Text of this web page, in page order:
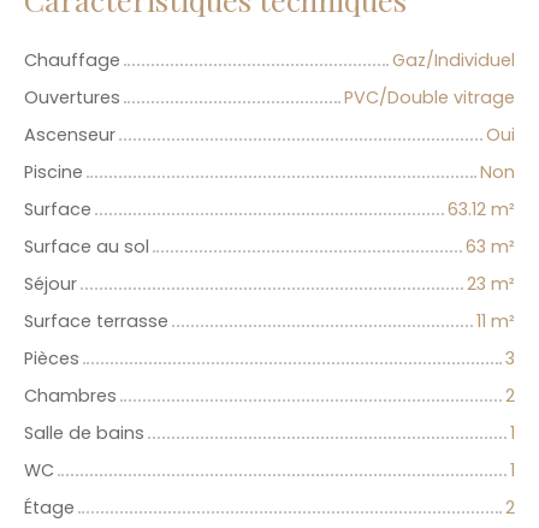
Chauffage
Gaz/Individuel
Ouvertures
PVC/Double vitrage
Ascenseur
Oui
Piscine
Non
Surface
63.12 m²
Surface au sol
63 m²
Séjour
23 m²
Surface terrasse
11 m²
Pièces
3
Chambres
2
Salle de bains
1
WC
1
Étage
2